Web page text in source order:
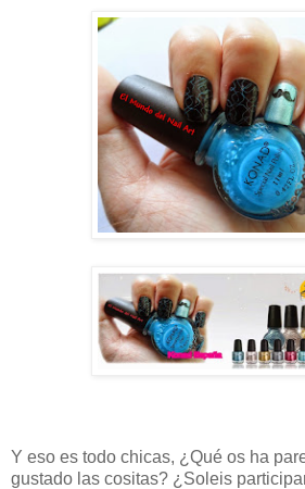
Y eso es todo chicas, ¿Qué os ha
gustado las cositas? ¿Soleis